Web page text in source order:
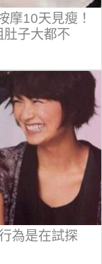
摩10天見瘦！
子大都不
為是在試探